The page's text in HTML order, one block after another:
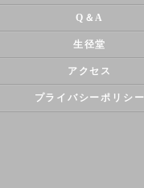
Q＆A
生径堂
アクセス
プライバシーポリシー